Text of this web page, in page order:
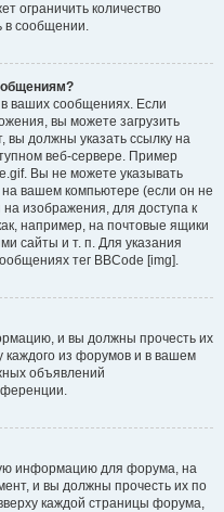
ограничить количество
в сообщении.
ваших сообщениях. Если
вы можете загрузить
должны указать ссылку на
веб-сервере. Пример
Вы не можете указывать
вашем компьютере (если он не
изображения, для доступа к
например, на почтовые ящики
сайты и т. п. Для указания
тег BBCode [img].
и вы должны прочесть их
каждого из форумов и в вашем
объявлений
информацию для форума, на
и вы должны прочесть их по
каждой страницы форума,